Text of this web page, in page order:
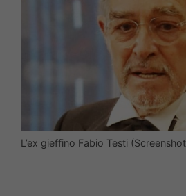
L’ex gieffino Fabio Testi